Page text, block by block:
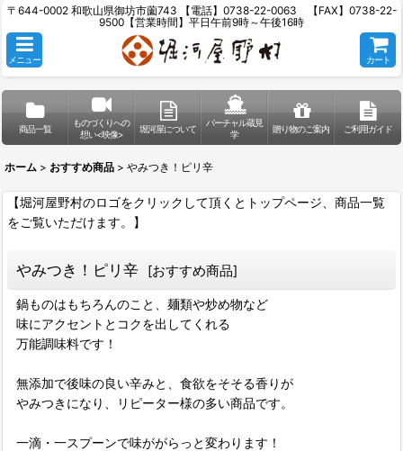
〒644-0002 和歌山県御坊市薗743 【電話】0738-22-0063 【FAX】0738-22-
9500【営業時間】平日午前9時～午後16時
メニュー カート
商品一覧
ものづくりへの
想い<映像>
堀河屋について
バーチャル蔵見
学
贈り物のご案内 ご利用ガイド
ホーム > おすすめ商品 > やみつき！ピリ辛
【堀河屋野村のロゴをクリックして頂くとトップページ、商品一覧
をご覧いただけます。】
やみつき！ピリ辛 [おすすめ商品]
鍋ものはもちろんのこと、麺類や炒め物など
味にアクセントとコクを出してくれる
万能調味料です！
無添加で後味の良い辛みと、食欲をそそる香りが
やみつきになり、リピーター様の多い商品です。
一滴・一スプーンで味ががらっと変わります！